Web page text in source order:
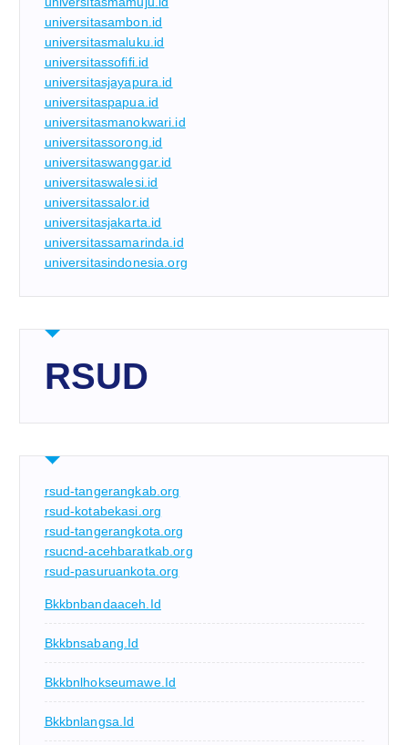
universitasambon.id
universitasmaluku.id
universitassofifi.id
universitasjayapura.id
universitaspapua.id
universitasmanokwari.id
universitassorong.id
universitaswanggar.id
universitaswalesi.id
universitassalor.id
universitasjakarta.id
universitassamarinda.id
universitasindonesia.org
RSUD
rsud-tangerangkab.org
rsud-kotabekasi.org
rsud-tangerangkota.org
rsucnd-acehbaratkab.org
rsud-pasuruankota.org
Bkkbnbandaaceh.id
Bkkbnsabang.id
Bkkbnlhokseumawe.id
Bkkbnlangsa.id